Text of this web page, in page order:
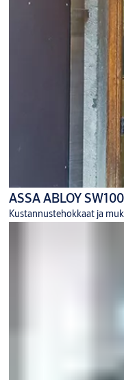
ASSA ABLOY
Kustannustehokkaat ja